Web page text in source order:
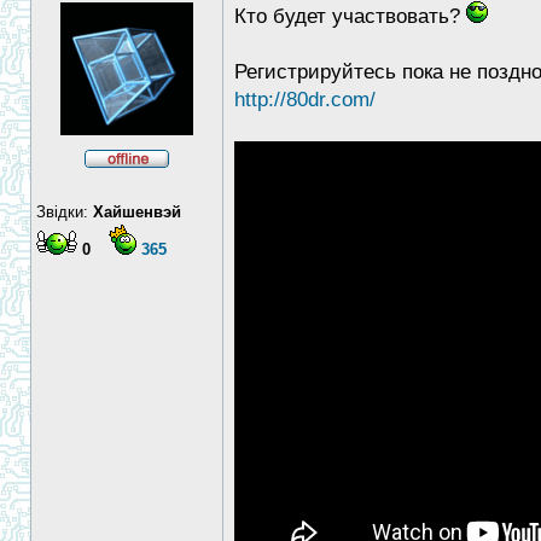
Звідки: Хайшенвэй
0 365
Кто будет участвовать?
Регистрируйтесь пока не поздно
http://80dr.com/